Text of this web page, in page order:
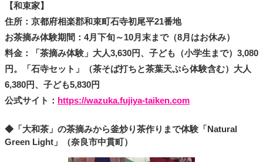
【和束家】
住所：京都府相楽郡和束町石寺初尾平21番地
お茶摘み体験期間：4月下旬～10月末まで（8月はお休み）
料金：「茶摘み体験」大人3,630円、子ども（小学生まで）3,080
円。「石寺セット」（茶そば打ちと茶葉天ぷら体験含む）大人
6,380円、子ども5,830円
公式サイト： https://wazuka.fujiya-taiken.com
◆「大和茶」の茶摘みから釜炒り茶作りまで体験「Natural
Green Light」（奈良市中貫町）